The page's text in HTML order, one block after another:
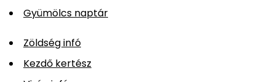
Gyümölcs naptár
Zöldség infó
Kezdő kertész